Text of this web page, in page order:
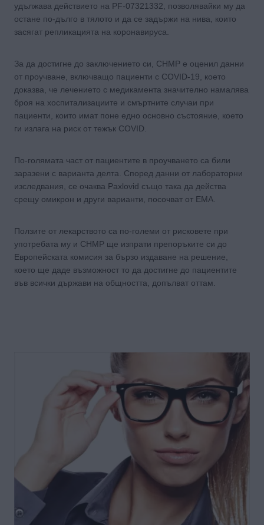
удължава действието на PF-07321332, позволявайки му да
остане по-дълго в тялото и да се задържи на нива, които
засягат репликацията на коронавируса.
За да достигне до заключението си, CHMP е оценил данни
от проучване, включващо пациенти с COVID-19, което
доказва, че лечението с медикамента значително намалява
броя на хоспитализациите и смъртните случаи при
пациенти, които имат поне едно основно състояние, което
ги излага на риск от тежък COVID.
По-голямата част от пациентите в проучването са били
заразени с варианта делта. Според данни от лабораторни
изследвания, се очаква Paxlovid също така да действа
срещу омикрон и други варианти, посочват от EMA.
Ползите от лекарството са по-големи от рисковете при
употребата му и CHMP ще изпрати препоръките си до
Европейската комисия за бързо издаване на решение,
което ще даде възможност то да достигне до пациентите
във всички държави на общността, допълват оттам.